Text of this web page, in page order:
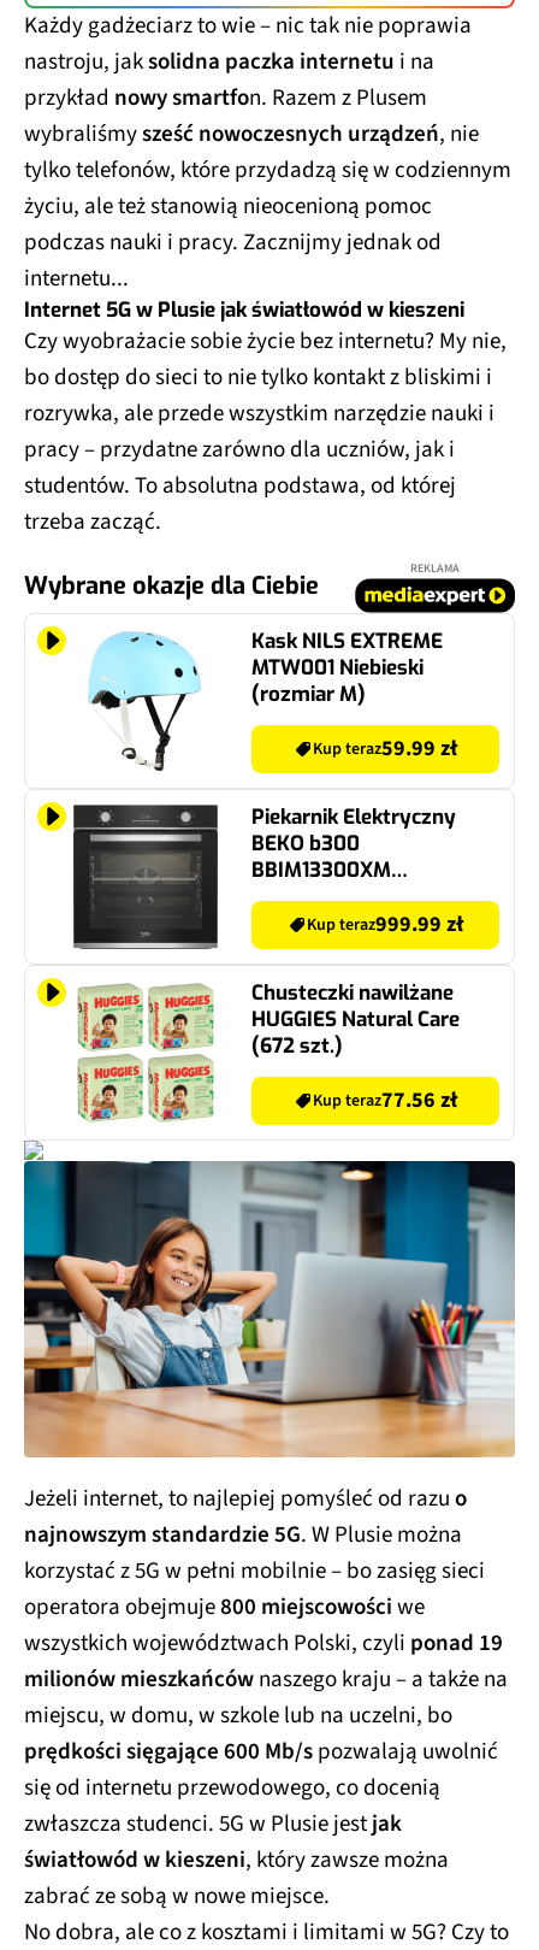
Każdy gadżeciarz to wie – nic tak nie poprawia
nastroju, jaksolidna paczka internetu i na
przykład nowy smartfon. Razem z Plusem
wybraliśmysześć nowoczesnych urządzeń, nie
tylko telefonów, które przydadzą się w codziennym
życiu, ale też stanowią nieocenioną pomoc
podczas nauki i pracy. Zacznijmy jednak od
internetu...
Internet 5G w Plusie jak światłowód w kieszeni
Czy wyobrażacie sobie życie bez internetu? My nie,
bo dostęp do sieci to nie tylko kontakt z bliskimi i
rozrywka, ale przede wszystkim narzędzie nauki i
pracy – przydatne zarówno dla uczniów, jak i
studentów. To absolutna podstawa, od której
trzeba zacząć.
Wybrane okazje dla Ciebie
REKLAMA
Kask NILS EXTREME
MTW001 Niebieski
(rozmiar M)
Kup teraz59.99 zł
Piekarnik Elektryczny
BEKO b300
BBIM13300XM
SteamShine Aeroperfect
Czarny AKup teraz999.99 zł
Chusteczki nawilżane
HUGGIES Natural Care
(672 szt.)
Kup teraz77.56 zł
Jeżeli internet, to najlepiej pomyśleć od razuo
najnowszym standardzie 5G. W Plusie można
korzystać z 5G w pełni mobilnie – bo zasięg sieci
operatora obejmuje800 miejscowościwe
wszystkich województwach Polski, czyli ponad 19
milionów mieszkańcównaszego kraju – a także na
miejscu, w domu, w szkole lub na uczelni, bo
prędkości sięgające 600 Mb/spozwalają uwolnić
się od internetu przewodowego, co docenią
zwłaszcza studenci. 5G w Plusie jestjak
światłowód w kieszeni, który zawsze można
zabrać ze sobą w nowe miejsce.
No dobra, ale co z kosztami i limitami w 5G? Czy to